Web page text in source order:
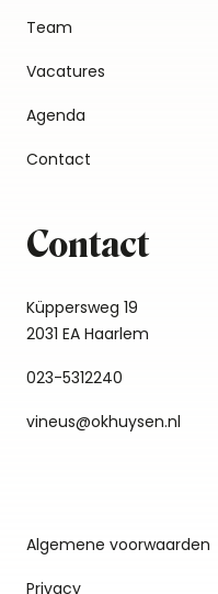
Team
Vacatures
Agenda
Contact
Contact
Küppersweg 19
2031 EA Haarlem
023-5312240
vineus@okhuysen.nl
Algemene voorwaarden
Privacy